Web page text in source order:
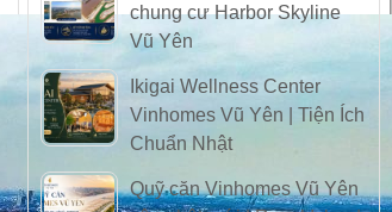
chung cư Harbor Skyline
Vũ Yên
Ikigai Wellness Center
Vinhomes Vũ Yên | Tiện Ích
Chuẩn Nhật
Quỹ căn Vinhomes Vũ Yên